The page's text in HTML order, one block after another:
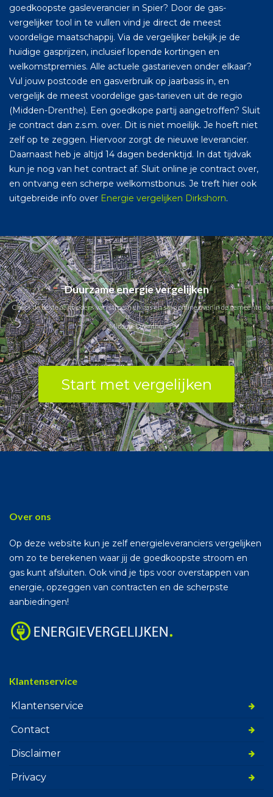
goedkoopste gasleverancier in Spier? Door de gas-
vergelijker tool in te vullen vind je direct de meest
voordelige maatschappij. Via de vergelijker bekijk je de
huidige gasprijzen, inclusief lopende kortingen en
welkomstpremies. Alle actuele gastarieven onder elkaar?
Vul jouw postcode en gasverbruik op jaarbasis in, en
vergelijk de meest voordelige gas-tarieven uit de regio
(Midden-Drenthe). Een goedkope partij aangetroffen? Sluit
je contract dan z.s.m. over. Dit is niet moeilijk. Je hoeft niet
zelf op te zeggen. Hiervoor zorgt de nieuwe leverancier.
Daarnaast heb je altijd 14 dagen bedenktijd. In dat tijdvak
kun je nog van het contract af. Sluit online je contract over,
en ontvang een scherpe welkomstbonus. Je treft hier ook
uitgebreide info over Energie vergelijken Dirkshorn.
Duurzame energie vergelijken
Check de beste aanbieders van stroom en gas en stap online over in de gemeente
Midden-Drenthe.
Start met vergelijken
Over ons
Op deze website kun je zelf energieleveranciers vergelijken
om zo te berekenen waar jij de goedkoopste stroom en
gas kunt afsluiten. Ook vind je tips voor overstappen van
energie, opzeggen van contracten en de scherpste
aanbiedingen!
Klantenservice
Klantenservice
Contact
Disclaimer
Privacy